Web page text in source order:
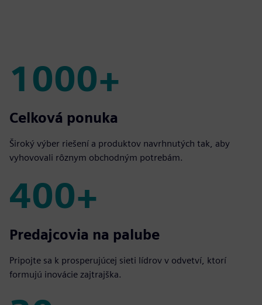
1000+
1000+
Celková ponuka
Široký výber riešení a produktov navrhnutých tak, aby
vyhovovali rôznym obchodným potrebám.
400+
400+
Predajcovia na palube
Pripojte sa k prosperujúcej sieti lídrov v odvetví, ktorí
formujú inovácie zajtrajška.